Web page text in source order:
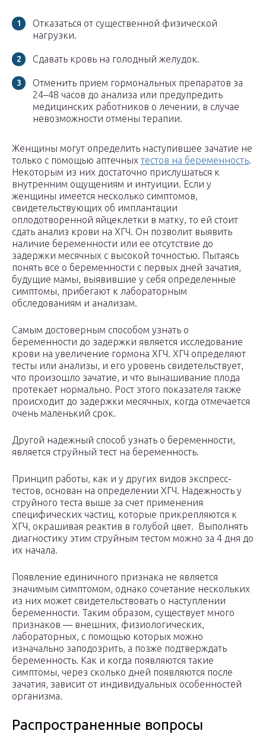
Отказаться от существенной физической
нагрузки.
Сдавать кровь на голодный желудок.
Отменить прием гормональных препаратов за
24–48 часов до анализа или предупредить
медицинских работников о лечении, в случае
невозможности отмены терапии.
Женщины могут определить наступившее зачатие не
только с помощью аптечных тестов на беременность.
Некоторым из них достаточно прислушаться к
внутренним ощущениям и интуиции. Если у
женщины имеется несколько симптомов,
свидетельствующих об имплантации
оплодотворенной яйцеклетки в матку, то ей стоит
сдать анализ крови на ХГЧ. Он позволит выявить
наличие беременности или ее отсутствие до
задержки месячных с высокой точностью. Пытаясь
понять все о беременности с первых дней зачатия,
будущие мамы, выявившие у себя определенные
симптомы, прибегают к лабораторным
обследованиям и анализам.
Самым достоверным способом узнать о
беременности до задержки является исследование
крови на увеличение гормона ХГЧ. ХГЧ определяют
тесты или анализы, и его уровень свидетельствует,
что произошло зачатие, и что вынашивание плода
протекает нормально. Рост этого показателя также
происходит до задержки месячных, когда отмечается
очень маленький срок.
Другой надежный способ узнать о беременности,
является струйный тест на беременность.
Принцип работы, как и у других видов экспресс-
тестов, основан на определении ХГЧ. Надежность у
струйного теста выше за счет применения
специфических частиц, которые прикрепляются к
ХГЧ, окрашивая реактив в голубой цвет. Выполнять
диагностику этим струйным тестом можно за 4 дня до
их начала.
Появление единичного признака не является
значимым симптомом, однако сочетание нескольких
из них может свидетельствовать о наступлении
беременности. Таким образом, существует много
признаков — внешних, физиологических,
лабораторных, с помощью которых можно
изначально заподозрить, а позже подтверждать
беременность. Как и когда появляются такие
симптомы, через сколько дней появляются после
зачатия, зависит от индивидуальных особенностей
организма.
Распространенные вопросы